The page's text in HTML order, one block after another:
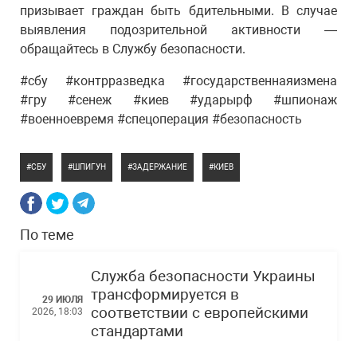
призывает граждан быть бдительными. В случае
выявления подозрительной активности —
обращайтесь в Службу безопасности.
#сбу #контрразведка #государственнаяизмена
#гру #сенеж #киев #ударырф #шпионаж
#военноевремя #спецоперация #безопасность
СБУ ШПИГУН ЗАДЕРЖАНИЕ КИЕВ
По теме
29 ИЮЛЯ
2026, 18:03
Служба безопасности Украины
трансформируется в
соответствии с европейскими
стандартами